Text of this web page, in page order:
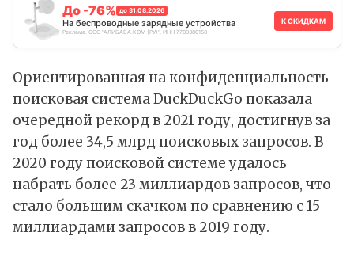
До -76% до 31.08.2026
На беспроводные зарядные устройства
Реклама. ООО "АЛИБАБА.КОМ (РУ)", ИНН 7703380158
К СКИДКАМ
Ориентированная на конфиденциальность
поисковая система DuckDuckGo показала
очередной рекорд в 2021 году, достигнув за
год более 34,5 млрд поисковых запросов. В
2020 году поисковой системе удалось
набрать более 23 миллиардов запросов, что
стало большим скачком по сравнению с 15
миллиардами запросов в 2019 году.